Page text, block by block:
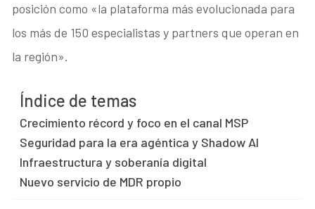
posición como «la plataforma más evolucionada para
los más de 150 especialistas y partners que operan en
la región».
Índice de temas
Crecimiento récord y foco en el canal MSP
Seguridad para la era agéntica y Shadow AI
Infraestructura y soberanía digital
Nuevo servicio de MDR propio